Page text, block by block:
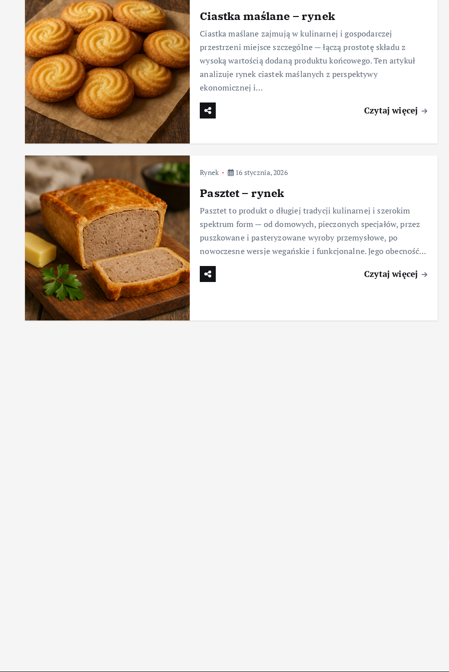
Ciastka maślane – rynek
Ciastka maślane zajmują w kulinarnej i gospodarczej
przestrzeni miejsce szczególne — łączą prostotę składu z
wysoką wartością dodaną produktu końcowego. Ten artykuł
analizuje rynek ciastek maślanych z perspektywy
ekonomicznej i…
Czytaj więcej
Rynek 16 stycznia, 2026
Pasztet – rynek
Pasztet to produkt o długiej tradycji kulinarnej i szerokim
spektrum form — od domowych, pieczonych specjałów, przez
puszkowane i pasteryzowane wyroby przemysłowe, po
nowoczesne wersje wegańskie i funkcjonalne. Jego obecność…
Czytaj więcej